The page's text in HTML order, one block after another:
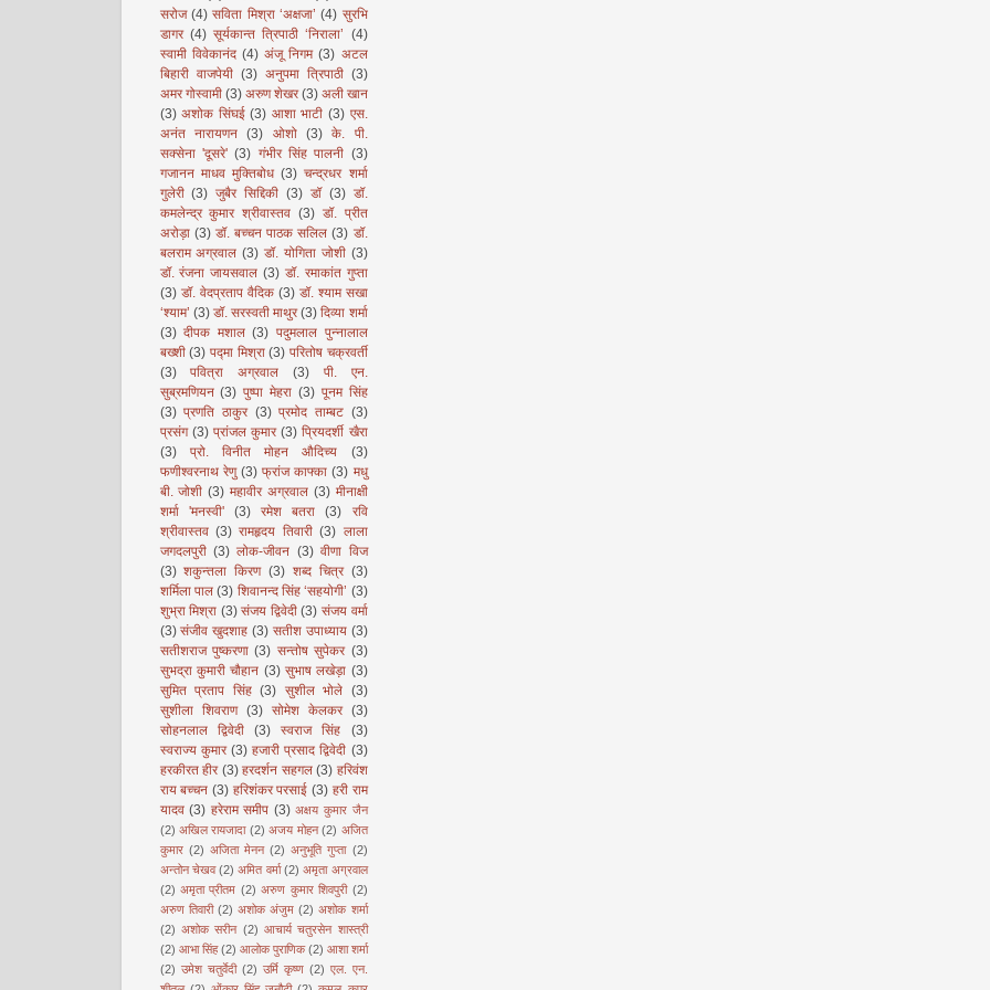
सरोज (4) सविता मिश्रा ‘अक्षजा’ (4) सुरभि
डागर (4) सूर्यकान्त त्रिपाठी ‘निराला’ (4)
स्वामी विवेकानंद (4) अंजू निगम (3) अटल
बिहारी वाजपेयी (3) अनुपमा त्रिपाठी (3)
अमर गोस्वामी (3) अरुण शेखर (3) अली खान
(3) अशोक सिंघई (3) आशा भाटी (3) एस.
अनंत नारायणन (3) ओशो (3) के. पी.
सक्सेना 'दूसरे' (3) गंभीर सिंह पालनी (3)
गजानन माधव मुक्तिबोध (3) चन्द्रधर शर्मा
गुलेरी (3) जुबैर सिद्दिकी (3) डॉ (3) डॉ.
कमलेन्द्र कुमार श्रीवास्तव (3) डॉ. प्रीत
अरोड़ा (3) डॉ. बच्चन पाठक सलिल (3) डॉ.
बलराम अग्रवाल (3) डॉ. योगिता जोशी (3)
डॉ. रंजना जायसवाल (3) डॉ. रमाकांत गुप्ता
(3) डॉ. वेदप्रताप वैदिक (3) डॉ. श्याम सखा
‘श्याम’ (3) डॉ. सरस्वती माथुर (3) दिव्या शर्मा
(3) दीपक मशाल (3) पदुमलाल पुन्नालाल
बख्शी (3) पद्मा मिश्रा (3) परितोष चक्रवर्ती
(3)
पवित्रा अग्रवाल (3)
पी. एन.
सुब्रमणियन (3) पुष्पा मेहरा (3) पूनम सिंह
(3) प्रणति ठाकुर (3) प्रमोद ताम्बट (3)
प्रसंग (3) प्रांजल कुमार (3) प्रियदर्शी खैरा
(3)
प्रो. विनीत मोहन औदिच्य
(3)
फणीश्वरनाथ रेणु (3) फ्रांज काफ्का (3) मधु
बी. जोशी (3) महावीर अग्रवाल (3) मीनाक्षी
शर्मा 'मनस्वी'
(3) रमेश बतरा (3)
रवि
श्रीवास्तव (3) रामहृदय तिवारी (3) लाला
जगदलपुरी (3) लोक-जीवन (3) वीणा विज
(3) शकुन्तला किरण (3) शब्द चित्र (3)
शर्मिला पाल (3) शिवानन्द सिंह ‘सहयोगी’ (3)
शुभ्रा मिश्रा (3) संजय द्विवेदी (3) संजय वर्मा
(3) संजीव खुदशाह (3) सतीश उपाध्याय (3)
सतीशराज पुष्करणा (3) सन्तोष सुपेकर (3)
सुभद्रा कुमारी चौहान (3) सुभाष लखेड़ा (3)
सुमित प्रताप सिंह (3) सुशील भोले (3)
सुशीला शिवराण
(3) सोमेश केलकर
(3)
सोहनलाल द्विवेदी
(3) स्वराज सिंह
(3)
स्वराज्य कुमार (3) हजारी प्रसाद द्विवेदी (3)
हरकीरत हीर (3) हरदर्शन सहगल (3) हरिवंश
राय बच्चन (3) हरिशंकर परसाई (3) हरी राम
यादव (3) हरेराम समीप (3) अक्षय कुमार जैन
(2) अखिल रायजादा (2) अजय मोहन (2) अजित
कुमार (2) अजिता मेनन (2) अनुभूति गुप्ता (2)
अन्तोन चेखव (2) अमित वर्मा (2) अमृता अग्रवाल
(2) अमृता प्रीतम (2) अरुण कुमार शिवपुरी (2)
अरुण तिवारी (2) अशोक अंजुम (2) अशोक शर्मा
(2) अशोक सरीन (2) आचार्य चतुरसेन शास्त्री
(2) आभा सिंह (2) आलोक पुराणिक (2) आशा शर्मा
(2) उमेश चतुर्वेदी (2) उर्मि कृष्ण (2) एल. एन.